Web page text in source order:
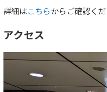
詳細はこちらからご確認く
アクセス